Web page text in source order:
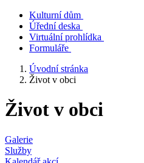
Kulturní dům
Úřední deska
Virtuální prohlídka
Formuláře
Úvodní stránka
Život v obci
Život v obci
Galerie
Služby